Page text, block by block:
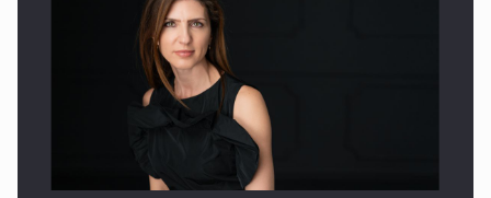
Hard Enduro Piatra Craiului 2026, fueled by benzinariile RO…